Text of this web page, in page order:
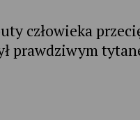
człowieka
prawdziwym